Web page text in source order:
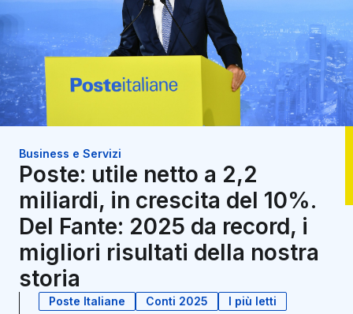
Business e Servizi
Poste: utile netto a 2,2
miliardi, in crescita del 10%.
Del Fante: 2025 da record, i
migliori risultati della nostra
storia
Poste Italiane Conti 2025
I più letti